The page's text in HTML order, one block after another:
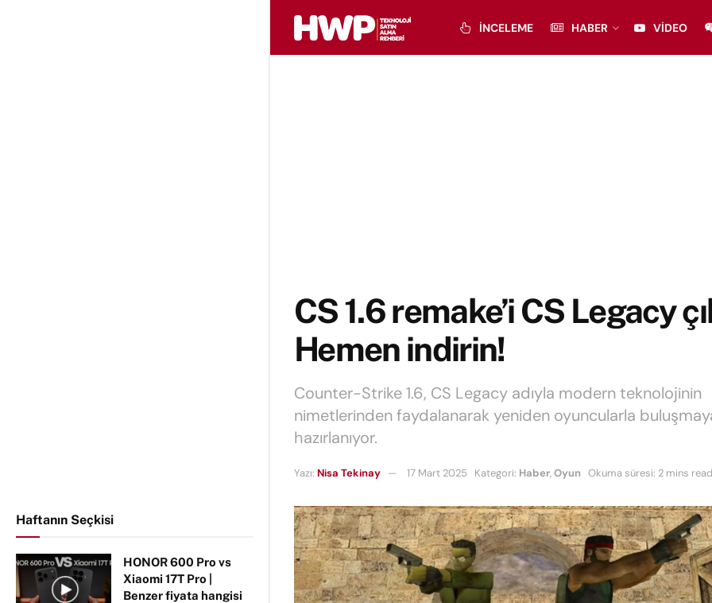
Haftanın Seçkisi
HONOR 600 Pro vs
Xiaomi 17T Pro |
Benzer fiyata hangisi
İNCELEME HABER VIDEO
CS 1.6 remake’i CS Legacy
Hemen indirin!
Counter-Strike 1.6, CS Legacy adıyla modern teknolojinin
nimetlerinden faydalanarak yeniden oyuncularla
hazırlanıyor.
Yazı: Nisa Tekinay 17 Mart 2025 Kategori: Haber,Oyun Okuma süresi: 2 mins read